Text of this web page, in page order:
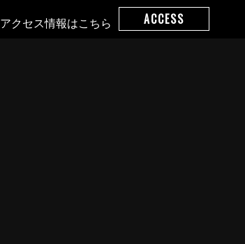
アクセス情報はこちら ACCESS